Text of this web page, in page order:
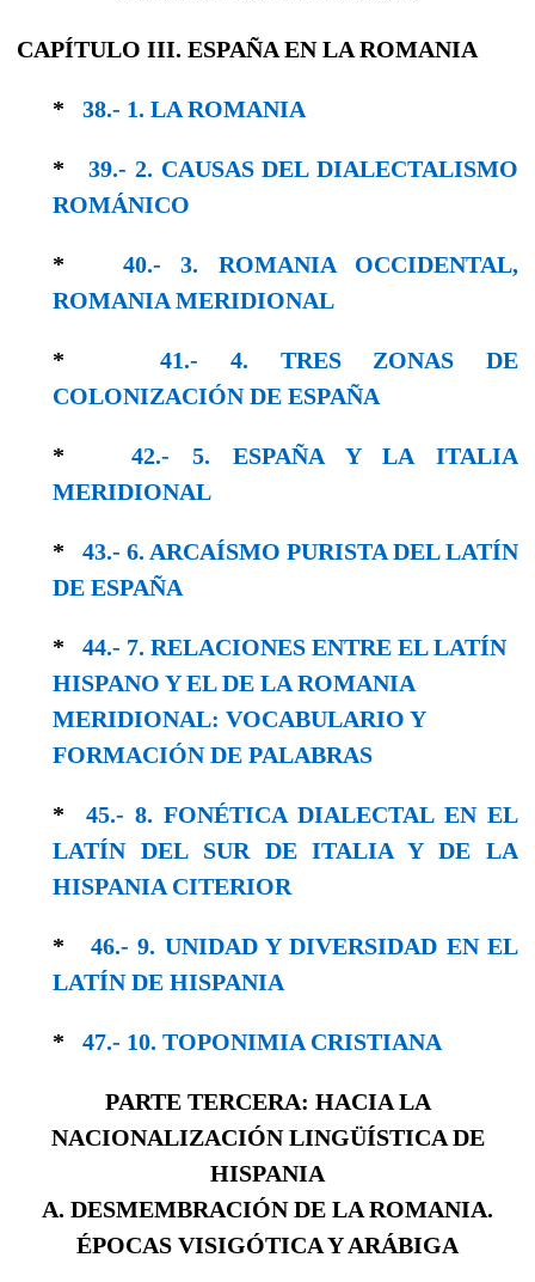
CAPÍTULO III. ESPAÑA EN LA ROMANIA
* 38.- 1. LA ROMANIA
*39.- 2. CAUSAS DEL DIALECTALISMO
RO­MÁNICO
* 40.- 3. ROMANIA OCCIDENTAL,
ROMANIA MERIDIONAL
*41.- 4. TRES ZONAS DE
COLONIZACIÓN DE ESPAÑA
*42.- 5. ESPAÑA Y LA ITALIA
MERIDIONAL
* 43.- 6. ARCAÍSMO PURISTA DEL LATÍN
DE ESPAÑA
* 44.- 7. RELACIONES ENTRE EL LATÍN
HISPA­NO Y EL DE LA ROMANIA
MERIDIONAL: VOCABULARIO Y
FORMACIÓN DE PALABRAS
* 45.- 8. FONÉTICA DIALECTAL EN EL
LATÍN DEL SUR DE ITALIA Y DE LA
HISPANIA CITERIOR
* 46.- 9. UNIDAD Y DIVERSIDAD EN EL
LA­TÍN DE HISPANIA
* 47.- 10. TOPONIMIA CRISTIANA
PARTE TERCERA: HACIA LA
NACIONALIZACIÓN LINGÜÍSTICA DE
HISPANIA
A. DESMEMBRACIÓN DE LA ROMANIA.
ÉPOCAS VISIGÓTICA Y ARÁBIGA